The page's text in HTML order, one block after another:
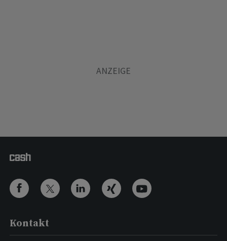
Kontakt